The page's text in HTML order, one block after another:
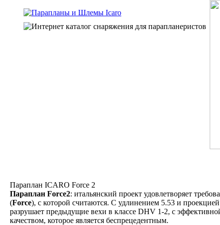
Параплан ICARO Force 2
Параплан Force2: итальянский проект удовлетворяет
(Force), с которой считаются. С удлинением 5.53 и
разрушает предыдущие вехи в классе DHV 1-2, с
качеством, которое является беспрецедентным.